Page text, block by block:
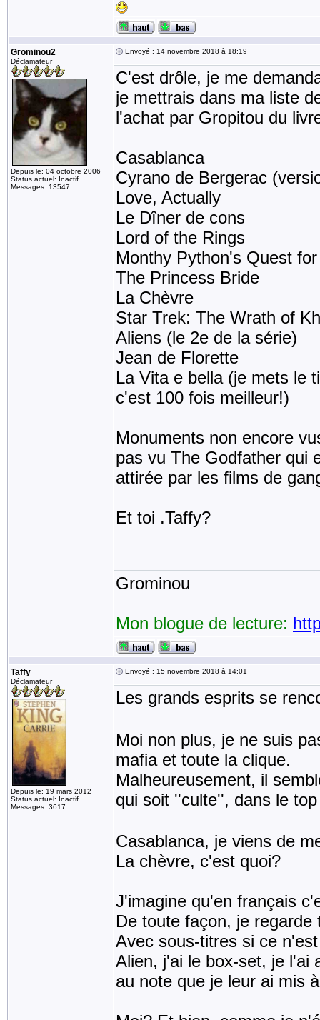
Grominou2
Déclamateur
Depuis le: 04 octobre 2006
Status actuel: Inactif
Messages: 13547
Envoyé : 14 novembre 2018 à 18:19
C'est drôle, je me
je mettrais dans ma liste
l'achat par Gropitou du
Casablanca
Cyrano de Bergerac
Love, Actually
Le Dîner de cons
Lord of the Rings
Monthy Python's Quest
The Princess Bride
La Chèvre
Star Trek: The Wrath of
Aliens (le 2e de la série)
Jean de Florette
La Vita e bella (je mets le
c'est 100 fois meilleur!)
Monuments non encore
pas vu The Godfather qui
attirée par les films de
Et toi .Taffy?
Grominou
Mon blogue de lecture:
Taffy
Déclamateur
Depuis le: 19 mars 2012
Status actuel: Inactif
Messages: 3617
Envoyé : 15 novembre 2018 à 14:01
Les grands esprits se
Moi non plus, je ne suis
mafia et toute la clique.
Malheureusement, il
qui soit ''culte'', dans le
Casablanca, je viens de
La chèvre, c'est quoi?
J'imagine qu'en français
De toute façon, je
Avec sous-titres si ce
Alien, j'ai le box-set, je l'ai
au note que je leur ai mis